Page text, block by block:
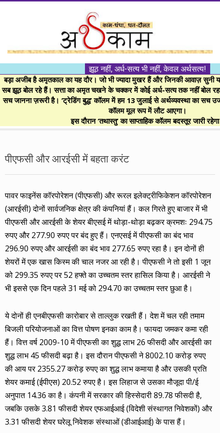
।।
अर्थकाम।।
BE
FINANCIALLY
CLEVER!
झूठ नहीं, अर्ध-सत्य भी नहीं, केवल अर्थसत्य!
बड़ा अजीब है अमृतकाल का यह दौर। जो भी ज्यादा मुखर हैं और जिनकी आवाज़ सुनी
सब झूठ बोल रहे हैं। सत्ता का अमृत चखने के चक्कर में कोई अर्ध-सत्य तक नहीं बोल
सच जानना ज़रूरी है। ‘ट्रेडिंग बुद्ध’ कॉलम में हम 13 जुलाई से अर्थव्यवस्था का सच
कॉलम मूल रूप में लौट आएगा।
इस दौरान ‘तथास्तु’ का साप्ताहिक कॉलम बदस्तूर जारी
Menu
पीएफसी और आरईसी में बहता करंट
पावर फाइनेंस कॉरपोरेशन (पीएफसी) और रूरल इलेक्ट्रीफिकेशन कॉरपोरेशन
(आरईसी) दोनों सार्वजनिक क्षेत्र की कंपनियां हैं। कल गिरते हुए बाजार में भी
पीएफसी और आरईसी के शेयर बीएसई में थोड़ा-थोड़ा बढ़कर क्रमशः 294.75
रुपए और 277.90 रुपए पर बंद हुए हैं। एनएसई में पीएफसी का बंद भाव
296.90 रुपए और आरईसी का बंद भाव 277.65 रुपए रहा है। इन दोनों ही
शेयरों में एक खास किस्म की चाल नजर आ रही है। पीएफसी ने तो इसी 1 जून
को 299.35 रुपए पर 52 हफ्ते का उच्चतम स्तर हासिल किया है। आरईसी ने
भी इससे एक दिन पहले 31 मई को 294.70 का उच्चतम स्तर छुआ है।
ये दोनों ही एनबीएफसी कारोबार से ताल्लुक रखती हैं। देश में चल रही तमाम
बिजली परियोजनाओं का वित्त पोषण इनका काम है। फायदा जमकर कमा रही
हैं। वित्त वर्ष 2009-10 में पीएफसी का शुद्ध लाभ 26 फीसदी और आरईसी का
शुद्ध लाभ 45 फीसदी बढ़ा है। इस दौरान पीएफसी ने 8002.10 करोड़ रुपए
की आय पर 2355.27 करोड़ रुपए का शुद्ध लाभ कमाया है और उसकी प्रति
शेयर कमाई (ईपीएस) 20.52 रुपए है। इस लिहाज से उसका मौजूदा पी/ई
अनुपात 14.36 का है। कंपनी में सरकार की हिस्सेदारी 89.78 फीसदी है,
जबकि उसके 3.81 फीसदी शेयर एफआईआई (विदेशी संस्थागत निवेशकों) और
3.31 फीसदी शेयर घरेलू निवेशक संस्थाओं (डीआईआई) के पास हैं।